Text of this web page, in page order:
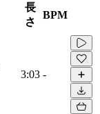
長
さ
BPM
3:03 -